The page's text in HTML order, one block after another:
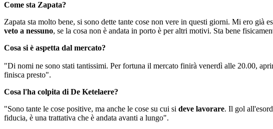
Come sta Zapata?
Zapata sta molto bene, si sono dette tante cose non vere in questi giorni. Mi ero già
veto a nessuno, se la cosa non è andata in porto è per altri motivi. Sta bene
Cosa si è aspetta dal mercato?
"Di nomi ne sono stati tantissimi. Per fortuna il mercato finirà venerdì alle 20.00,
finisca presto".
Cosa l'ha colpita di De Ketelaere?
"Sono tante le cose positive, ma anche le cose su cui si deve lavorare. Il gol
fiducia, è una trattativa che è andata avanti a lungo".